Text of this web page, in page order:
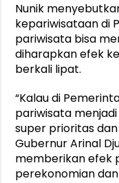
Nunik
kepariwisataan di
pariwisata bisa
diharapkan efek
berkali lipat.
“Kalau di
pariwisata
super prioritas
Gubernur Arinal
memberikan efek
perekonomian